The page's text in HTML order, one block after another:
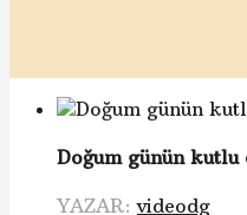
Doğum günün kutlu
YAZAR: videodg